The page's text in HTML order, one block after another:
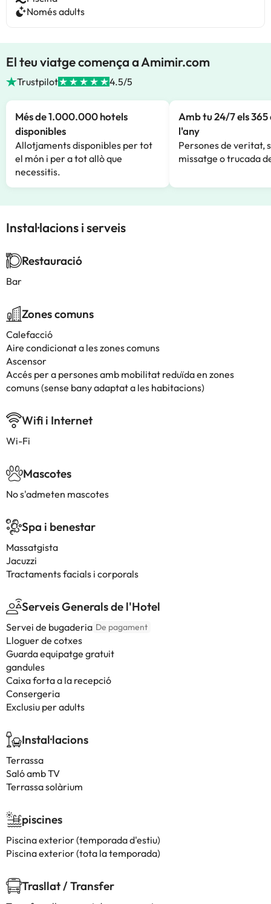
Només adults
El teu viatge comença a Amimir.com
Trustpilot 4.5/5
Més de 1.000.000 hotels
disponibles
Allotjaments disponibles per tot
el món i per a tot allò que
necessitis.
Amb tu 24/7 els 365
l'any
Persones de veritat,
missatge o trucada
Instal·lacions i serveis
Restauració
Bar
Zones comuns
Calefacció
Aire condicionat a les zones comuns
Ascensor
Accés per a persones amb mobilitat reduïda en zones
comuns (sense bany adaptat a les habitacions)
Wifi i Internet
Wi-Fi
Mascotes
No s'admeten mascotes
Spa i benestar
Massatgista
Jacuzzi
Tractaments facials i corporals
Serveis Generals de l'Hotel
Servei de bugaderia De pagament
Lloguer de cotxes
Guarda equipatge gratuit
gandules
Caixa forta a la recepció
Consergeria
Exclusiu per adults
Instal·lacions
Terrassa
Saló amb TV
Terrassa solàrium
piscines
Piscina exterior (temporada d'estiu)
Piscina exterior (tota la temporada)
Trasllat / Transfer